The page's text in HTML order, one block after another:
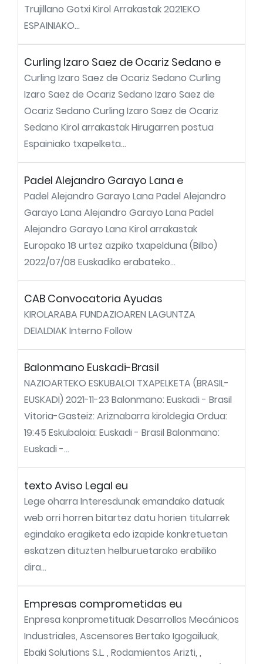
Trujillano Gotxi Kirol Arrakastak 2021EKO
ESPAINIAKO...
Curling Izaro Saez de Ocariz Sedano e
Curling Izaro Saez de Ocariz Sedano Curling
Izaro Saez de Ocariz Sedano Izaro Saez de
Ocariz Sedano Curling Izaro Saez de Ocariz
Sedano Kirol arrakastak Hirugarren postua
Espainiako txapelketa...
Padel Alejandro Garayo Lana e
Padel Alejandro Garayo Lana Padel Alejandro
Garayo Lana Alejandro Garayo Lana Padel
Alejandro Garayo Lana Kirol arrakastak
Europako 18 urtez azpiko txapelduna (Bilbo)
2022/07/08 Euskadiko erabateko...
CAB Convocatoria Ayudas
KIROLARABA FUNDAZIOAREN LAGUNTZA
DEIALDIAK Interno Follow
Balonmano Euskadi-Brasil
NAZIOARTEKO ESKUBALOI TXAPELKETA (BRASIL-
EUSKADI) 2021-11-23 Balonmano: Euskadi - Brasil
Vitoria-Gasteiz: Ariznabarra kiroldegia Ordua:
19:45 Eskubaloia: Euskadi - Brasil Balonmano:
Euskadi -...
texto Aviso Legal eu
Lege oharra Interesdunak emandako datuak
web orri horren bitartez datu horien titularrek
egindako eragiketa edo izapide konkretuetan
eskatzen dituzten helburuetarako erabiliko
dira...
Empresas comprometidas eu
Enpresa konprometituak Desarrollos Mecánicos
Industriales, Ascensores Bertako Igogailuak,
Ebaki Solutions S.L. , Rodamientos Arizti, ,